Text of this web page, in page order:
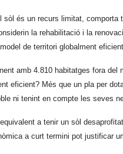
és un recurs limitat, comporta
la rehabilitació i la
de territori globalment
amb 4.810 habitatges fora
eficient? Més que un pla per
ni tenint en compte les seves
a tenir un sòl
a curt termini pot justificar